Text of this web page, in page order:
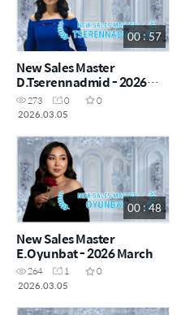
00 : 57
New Sales Master
D.Tserennadmid - 2026
March
273 0
0
2026.03.05
00 : 48
New Sales Master
E.Oyunbat - 2026 March
264 1
0
2026.03.05